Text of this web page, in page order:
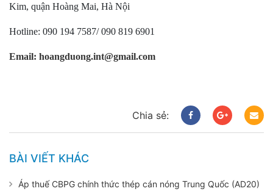
Kim, quận Hoàng Mai, Hà Nội
Hotline: 090 194 7587/ 090 819 6901
Email: hoangduong.int@gmail.com
Chia sẻ:
BÀI VIẾT KHÁC
Áp thuế CBPG chính thức thép cán nóng Trung Quốc (AD20)